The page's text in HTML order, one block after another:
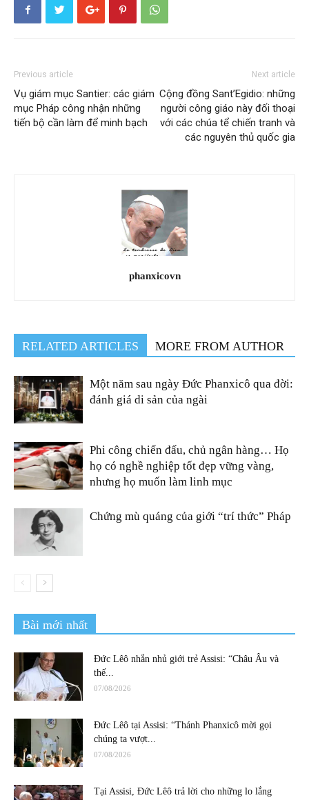
Previous article
Vụ giám mục Santier: các giám
mục Pháp công nhận những
tiến bộ cần làm để minh bạch
Next article
Cộng đồng Sant’Egidio: những
người công giáo này đối thoại
với các chúa tể chiến tranh và
các nguyên thủ quốc gia
phanxicovn
RELATED ARTICLES MORE FROM AUTHOR
Một năm sau ngày Đức Phanxicô qua đời:
đánh giá di sản của ngài
Phi công chiến đấu, chủ ngân hàng… Họ
họ có nghề nghiệp tốt đẹp vững vàng,
nhưng họ muốn làm linh mục
Chứng mù quáng của giới “trí thức” Pháp
Bài mới nhất
Đức Lêô nhắn nhủ giới trẻ Assisi: “Châu Âu và
thế...
07/08/2026
Đức Lêô tại Assisi: “Thánh Phanxicô mời gọi
chúng ta vượt...
07/08/2026
Tại Assisi, Đức Lêô trả lời cho những lo lắng